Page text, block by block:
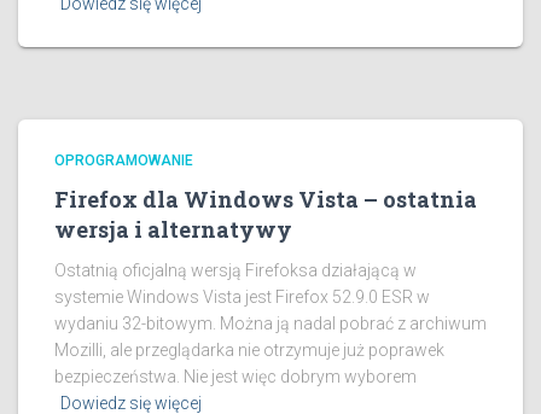
OPROGRAMOWANIE
Firefox dla Windows Vista – ostatnia
wersja i alternatywy
Ostatnią oficjalną wersją Firefoksa działającą w
systemie Windows Vista jest Firefox 52.9.0 ESR w
wydaniu 32-bitowym. Można ją nadal pobrać z archiwum
Mozilli, ale przeglądarka nie otrzymuje już poprawek
bezpieczeństwa. Nie jest więc dobrym wyborem
Dowiedz się więcej